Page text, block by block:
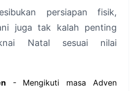
persiapan fisik,
juga tak kalah penting
Natal sesuai nilai
- Mengikuti masa Adven